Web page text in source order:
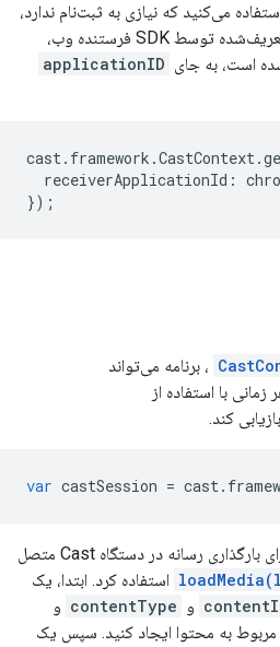
می‌کنید که نیازی به ثبت‌نام ندارد،
می‌توانید از یک ثابت از پیش تعریف‌شده توسط SDK فرستنده وب،
است، به جای applicationID
cast. framework .CastContext.
receiverApplicationId :
});
، برنامه می‌تواند
زمانی با استفاده از
بازیابی کند.
var castSession = cast.
برای بارگذاری رسانه در دستگاه Cast متصل
استفاده کرد. ابتدا، یک
و contentType و
به محتوا ایجاد کنید. سپس یک